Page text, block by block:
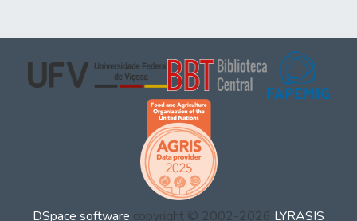
DSpace software copyright © 2002-2026 LYRASIS